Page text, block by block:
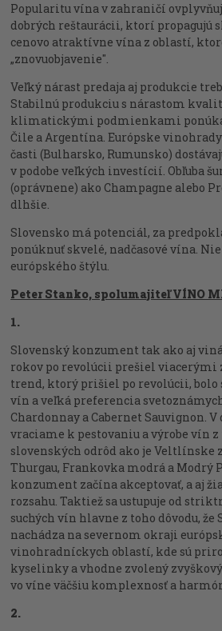
Popularitu vína v zahraničí
dobrých reštaurácii, ktorí propagujú
cenovo atraktívne vína z oblastí,
„znovuobjavenie".
Veľký nárast predaja aj produkcie
Stabilnú produkciu s nárastom
klimatickými podmienkami
Čile a Argentína. Európske
časti (Bulharsko, Rumunsko)
v podobe veľkých investícií. Obľuba
(oprávnene) ako Champagne alebo
dlhšie.
Slovensko má potenciál, za
ponúknuť skvelé, nadčasové vína.
európského štýlu.
Peter Stanko, spolumajiteľ VÍNO
1.
Slovenský konzument tak ako aj
rokov po revolúcii prešiel viacerými
trend, ktorý prišiel po revolúcii,
vín a veľká preferencia
Chardonnay a Cabernet Sauvignon. V
vraciame k pestovaniu a výrobe vín
slovenských odrôd ako je Veltlínske
Thurgau, Frankovka modrá a Modrý
konzument začína akceptovať, a aj
rozsahu. Taktiež sa ustupuje od
suchých vín hlavne z toho dôvodu, že
nachádza na severnom okraji
vinohradníckych oblastí, kde sú
kyselinky a vhodne zvolený
vo víne väčšiu komplexnosť a
2.